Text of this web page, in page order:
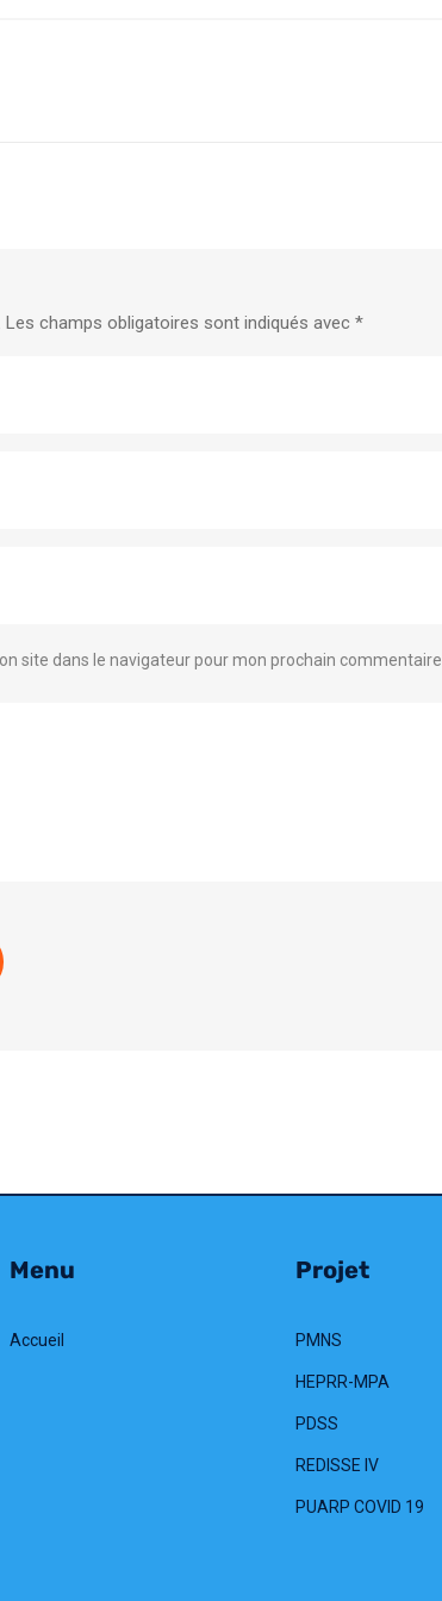
Les champs obligatoires sont indiqués avec *
site dans le navigateur pour mon prochain commentaire.
Menu
Accueil
Projet
PMNS
HEPRR-MPA
PDSS
REDISSE IV
PUARP COVID 19